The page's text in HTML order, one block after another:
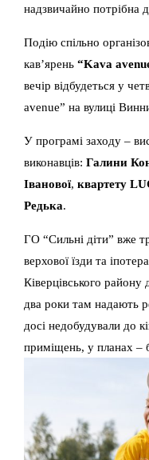
надзвичайно потрібна
Подію спільно
кав’ярень “Kava
вечір відбудеться у
avenue” на вулиці
У програмі заходу –
виконавців: Галини
Іванової, квартету
Редька.
ГО “Сильні діти” вже
верхової їзди та
Ківерцівського
два роки там надають
досі недобудували до
приміщень, у планах –